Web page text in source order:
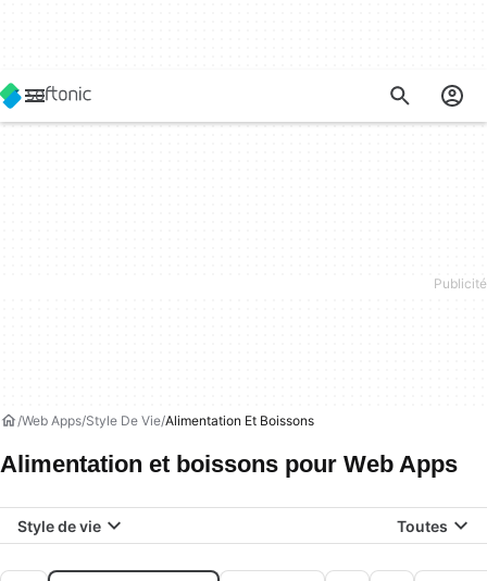
Web Apps Style De Vie Alimentation Et Boissons
Alimentation et boissons pour Web Apps
Style de vie Toutes